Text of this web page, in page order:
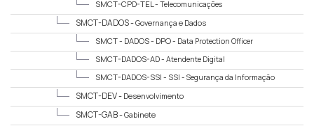
SMCT-CPD-TEL - Telecomunicações
SMCT-DADOS -Governança e Dados
SMCT - DADOS - DPO - Data Protection Officer
SMCT-DADOS-AD - Atendente Digital
SMCT-DADOS-SSI - SSI - Segurança da Informação
SMCT-DEV - Desenvolvimento
SMCT-GAB -Gabinete